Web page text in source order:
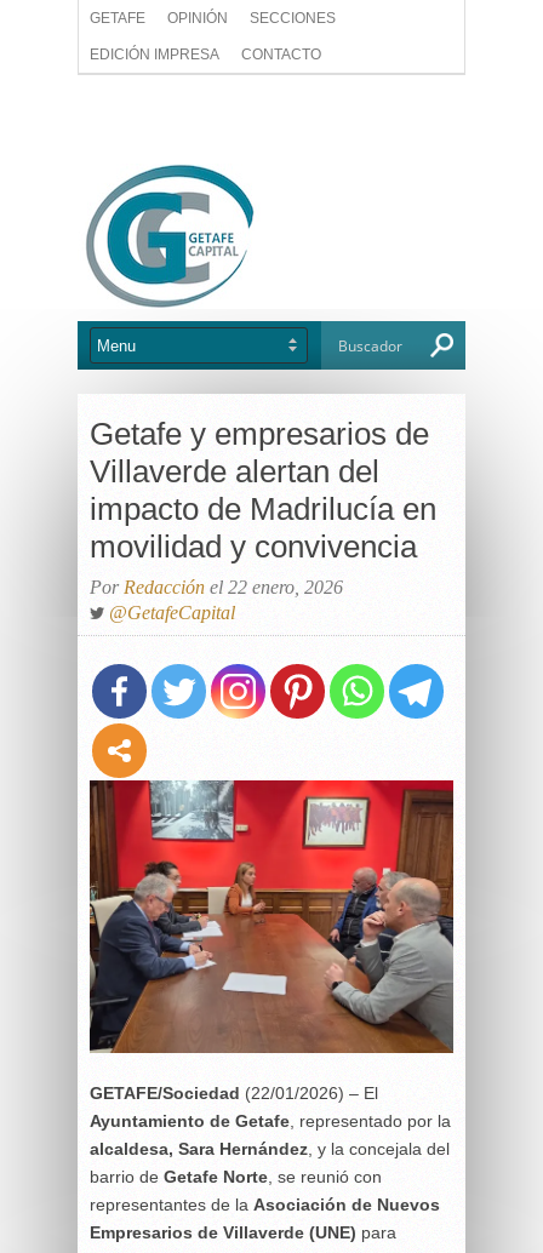
GETAFE OPINIÓN SECCIONES
EDICIÓN IMPRESA CONTACTO
Getafe y empresarios de
Villaverde alertan del
impacto de Madrilucía en
movilidad y convivencia
Por Redacción el 22 enero, 2026
@GetafeCapital
GETAFE/Sociedad (22/01/2026) – El
Ayuntamiento de Getafe , representado por la
alcaldesa, Sara Hernández , y la concejala del
barrio de Getafe Norte , se reunió con
representantes de la Asociación de Nuevos
Empresarios de Villaverde (UNE) para